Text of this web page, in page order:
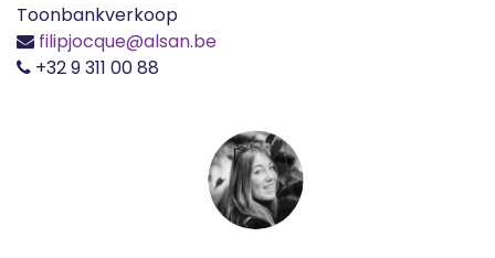
Toonbankverkoop
filipjocque@alsan.be
+32 9 311 00 88